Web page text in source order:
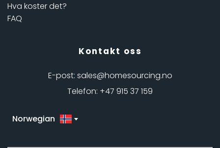
Hva koster det?
FAQ
Kontakt oss
E-post: sales@homesourcing.no
Telefon: +47 915 37 159
Norwegian